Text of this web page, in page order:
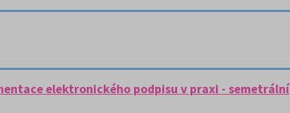
elektronického podpisu v praxi - semetrální